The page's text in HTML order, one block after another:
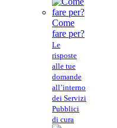
Come
fare per?
Le
risposte
alle tue
domande
all’interno
dei Servizi
Pubblici
di cura